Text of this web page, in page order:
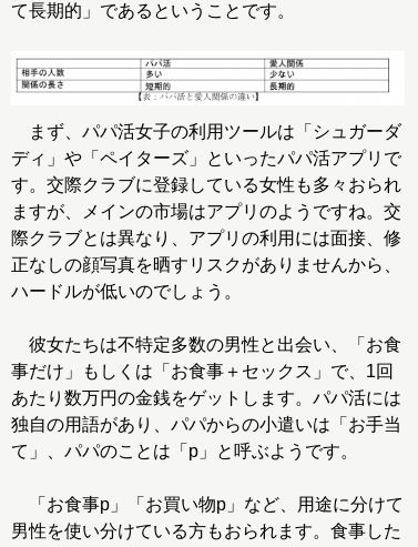
て長期的」であるということです。
まず、パパ活女子の利用ツールは「シュガーダ
ディ」や「ペイターズ」といったパパ活アプリで
す。交際クラブに登録している女性も多々おられ
ますが、メインの市場はアプリのようですね。交
際クラブとは異なり、アプリの利用には面接、修
正なしの顔写真を晒すリスクがありませんから、
ハードルが低いのでしょう。
彼女たちは不特定多数の男性と出会い、「お食
事だけ」もしくは「お食事＋セックス」で、1回
あたり数万円の金銭をゲットします。パパ活には
独自の用語があり、パパからの小遣いは「お手当
て」、パパのことは「p」と呼ぶようです。
「お食事p」「お買い物p」など、用途に分けて
男性を使い分けている方もおられます。食事した